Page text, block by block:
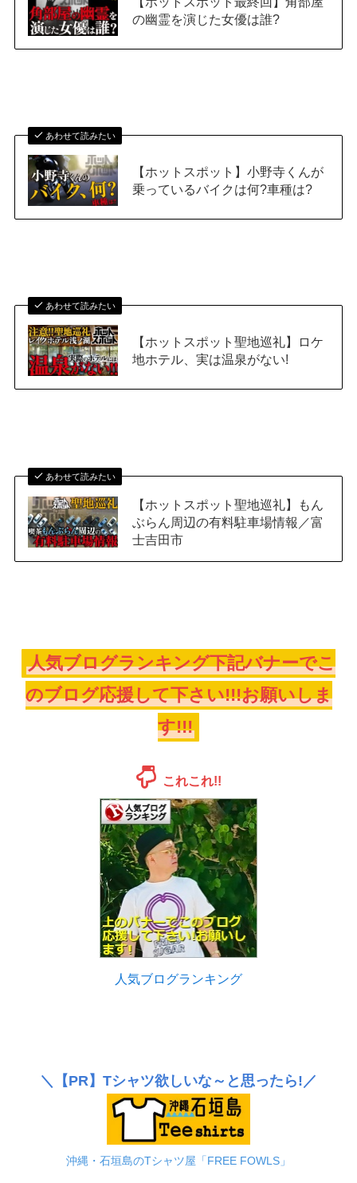
の幽霊を演じた女優は誰?
あわせて読みたい
【ホットスポット】小野寺くんが
乗っているバイクは何?車種は?
あわせて読みたい
【ホットスポット聖地巡礼】ロケ
地ホテル、実は温泉がない!
あわせて読みたい
【ホットスポット聖地巡礼】もん
ぶらん周辺の有料駐車場情報／富
士吉田市
人気ブログランキング下記バナーでこ
のブログ応援して下さい!!!お願いしま
す!!!
これこれ!!
人気ブログランキング
＼ 【PR】 Tシャツ欲しいな～と思ったら!／
沖縄・石垣島のTシャツ屋「FREE FOWLS」